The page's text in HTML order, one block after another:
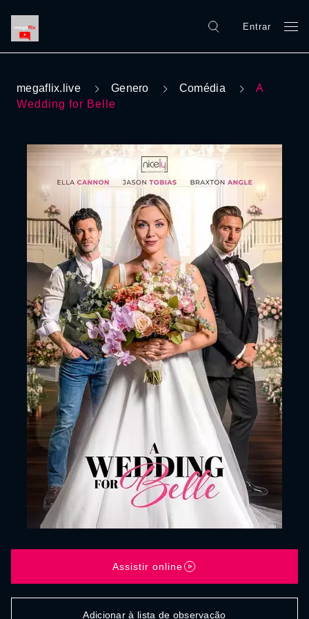
Entrar
megaflix.live Genero Comédia
A
Wedding for Belle
Assistir online
Adicionar à lista de observação